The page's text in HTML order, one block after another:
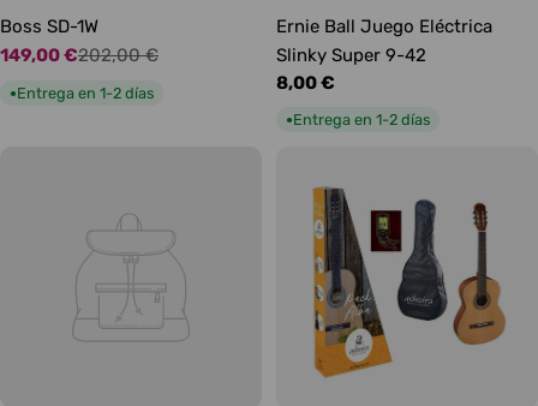
Boss SD-1W
Precio
de
149,00 €
Precio
habitual
202,00 €
●Entrega en 1-2 días
Ernie Ball Juego Eléctrica
Slinky Super 9-42
Precio
habitual
8,00 €
●Entrega en 1-2 días